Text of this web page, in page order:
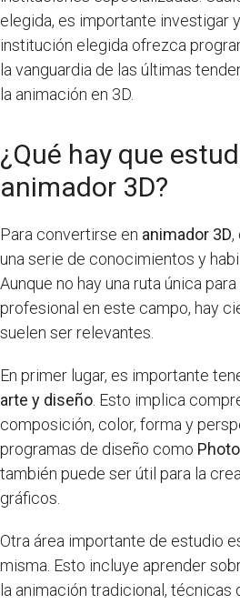
elegida, es importante investigar
institución elegida ofrezca
la vanguardia de las últimas
la animación en 3D.
¿Qué hay que
animador 3D?
Para convertirse en animador 3D,
una serie de conocimientos y
Aunque no hay una ruta única
profesional en este campo, hay
suelen ser relevantes.
En primer lugar, es importante
arte y diseño . Esto implica
composición, color, forma y
programas de diseño como
también puede ser útil para la
gráficos.
Otra área importante de estudio
misma. Esto incluye aprender
la animación tradicional, técnicas